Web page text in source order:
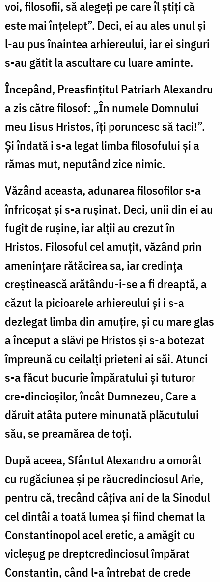
voi, filosofii, să alegeți pe care îl știți că
este mai înțelept”. Deci, ei au ales unul și
l-au pus înaintea arhiereului, iar ei singuri
s-au gătit la ascultare cu luare aminte.
Începând, Preasfințitul Patriarh Alexandru
a zis către filosof: „În numele Domnului
meu Iisus Hristos, îți poruncesc să taci!”.
Și îndată i s-a legat limba filosofului și a
rămas mut, neputând zice nimic.
Văzând aceasta, adunarea filosofilor s-a
înfricoșat și s-a rușinat. Deci, unii din ei au
fugit de rușine, iar alții au crezut în
Hristos. Filosoful cel amuțit, văzând prin
amenințare rătăcirea sa, iar credința
creștinească arătându-i-se a fi dreaptă, a
căzut la picioarele arhiereului și i s-a
dezlegat limba din amuțire, și cu mare glas
a început a slăvi pe Hristos și s-a botezat
împreună cu ceilalți prieteni ai săi. Atunci
s-a făcut bucurie împăratului și tuturor
cre-dincioșilor, încât Dumnezeu, Care a
dăruit atâta putere minunată plăcutului
său, se preamărea de toți.
După aceea, Sfântul Alexandru a omorât
cu rugăciunea și pe răucredinciosul Arie,
pentru că, trecând câțiva ani de la Sinodul
cel dintâi a toată lumea și fiind chemat la
Constantinopol acel eretic, a amăgit cu
vicleșug pe dreptcredinciosul împărat
Constantin, când l-a întrebat de crede